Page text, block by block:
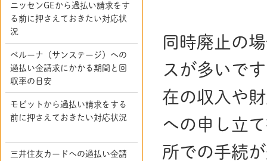
同時廃止の
スが多いで
在の収入や
への申し立
所での手続
ニッセンGEから過払い請求をす
る前に押さえておきたい対応状
況
ベルーナ（サンステージ）への
過払い金請求にかかる期間と回
収率の目安
モビットから過払い請求をする
前に押さえておきたい対応状況
三井住友カードへの過払い金請